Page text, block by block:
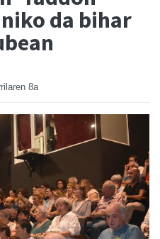
da bihar
8a